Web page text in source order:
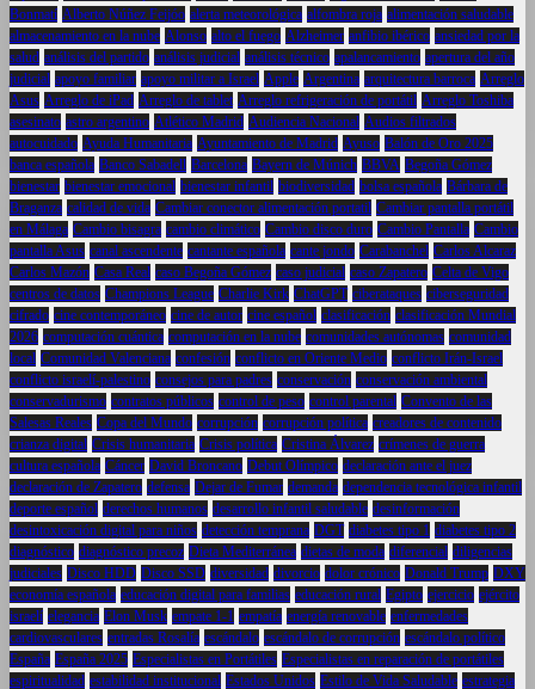
Bonmatí Alberto Núñez Feijóo alerta meteorológica alfombra roja alimentación saludable
almacenamiento en la nube Alonso alto el fuego Alzheimer anfibio ibérico ansiedad por la
salud análisis del partido análisis judicial análisis técnico apalancamiento apertura del año
judicial apoyo familiar apoyo militar a Israel Apple Argentina arquitectura barroca Arreglo
Asus Arreglo de iPad Arreglo de tablet Arreglo refrigeración de portátil Arreglo Toshiba
asesinato astro argentino Atlético Madrid Audiencia Nacional Audios filtrados
autocuidado Ayuda Humanitaria Ayuntamiento de Madrid Ayuso Balón de Oro 2025
banca española Banco Sabadell Barcelona Bayern de Múnich BBVA Begoña Gómez
bienestar bienestar emocional bienestar infantil biodiversidad bolsa española Bárbara de
Braganza calidad de vida Cambiar conector alimentación portatil Cambiar pantalla portátil
en Málaga Cambio bisagra cambio climático Cambio disco duro Cambio Pantalla Cambio
pantalla Asus canal ascendente cantante española cante jondo Carabanchel Carlos Alcaraz
Carlos Mazón Casa Real caso Begoña Gómez caso judicial caso Zapatero Celta de Vigo
centros de datos Champions League Charlie Kirk ChatGPT ciberataques ciberseguridad
cifrado cine contemporáneo cine de autor cine español clasificación clasificación Mundial
2026 computación cuántica computación en la nube comunidades autónomas comunidad
local Comunidad Valenciana confesión conflicto en Oriente Medio conflicto Irán-Israel
conflicto israelí-palestino consejos para padres conservación conservación ambiental
conservadurismo contratos públicos control de peso control parental Convento de las
Salesas Reales Copa del Mundo corrupción corrupción política creadores de contenido
crianza digital Crisis humanitaria Crisis política Cristina Álvarez crímenes de guerra
cultura española Cáncer David Broncano Debut Olímpico declaración ante el juez
declaración de Zapatero defensa Dejar de Fumar demanda dependencia tecnológica infantil
deporte español derechos humanos desarrollo infantil saludable desinformación
desintoxicación digital para niños detección temprana DGT diabetes tipo 1 diabetes tipo 2
diagnóstico diagnóstico precoz Dieta Mediterránea dietas de moda diferencial diligencias
judiciales Disco HDD Disco SSD diversidad divorcio dolor crónico Donald Trump DXY
economía española educación digital para familias educación rural Egipto ejercicio ejército
israelí elegancia Elon Musk empate 1-1 empatía energía renovable enfermedades
cardiovasculares entradas Rosalía escándalo escándalo de corrupción escándalo político
España España 2025 Especialistas en Portátiles Especialistas en reparación de portátiles
espiritualidad estabilidad institucional Estados Unidos Estilo de Vida Saludable estrategia